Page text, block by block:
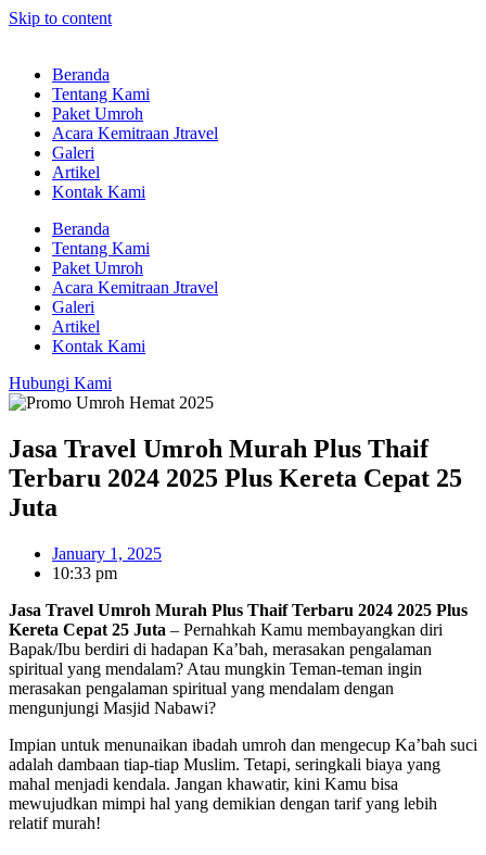
Skip to content
Beranda
Tentang Kami
Paket Umroh
Acara Kemitraan Jtravel
Galeri
Artikel
Kontak Kami
Beranda
Tentang Kami
Paket Umroh
Acara Kemitraan Jtravel
Galeri
Artikel
Kontak Kami
Hubungi Kami
Jasa Travel Umroh Murah Plus Thaif
Terbaru 2024 2025 Plus Kereta Cepat 25
Juta
January 1, 2025
10:33 pm
Jasa Travel Umroh Murah Plus Thaif Terbaru 2024 2025 Plus
Kereta Cepat 25 Juta – Pernahkah Kamu membayangkan diri
Bapak/Ibu berdiri di hadapan Ka’bah, merasakan pengalaman
spiritual yang mendalam? Atau mungkin Teman-teman ingin
merasakan pengalaman spiritual yang mendalam dengan
mengunjungi Masjid Nabawi?
Impian untuk menunaikan ibadah umroh dan mengecup Ka’bah suci
adalah dambaan tiap-tiap Muslim. Tetapi, seringkali biaya yang
mahal menjadi kendala. Jangan khawatir, kini Kamu bisa
mewujudkan mimpi hal yang demikian dengan tarif yang lebih
relatif murah!